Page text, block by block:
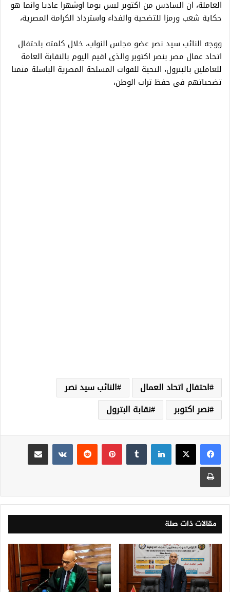
العاملة، ان السادس من اكتوبر ليس يوما اوشهرا عاديا وانما هو
حكاية شعب ورمزا للتضحية والفداء واسترداد الكرامة المصرية،
ووجه النائب سيد نصر عضو مجلس النواب، خلال كلمته باحتفال
اتحاد عمال مصر بنصر اكتوبر والذى اقيم اليوم بالنقابة العامة
للعاملين بالبترول، التحية للقوات المسلحة المصرية الباسلة مثمنا
تضحياتهم فى حفظ تراب الوطن،
احتفال اتحاد العمال
النائب سيد نصر
نصر اكتوبر
نقابة البترول
لينكدإن بينتيريست
مقالات ذات صلة